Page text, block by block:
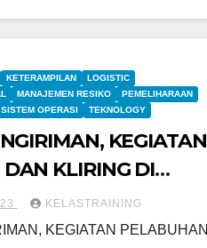
KETERAMPILAN
LOGISTIC
MANAJEMEN RESIKO
PEMELIHARAAN
SISTEM OPERASI TEKNOLOGY
KEGIATAN
KLIRING DI
KELASTRAINING
KEGIATAN PELABUHAN